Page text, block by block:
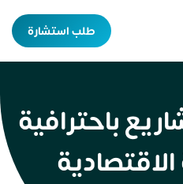
طلب استشارة
باحترافية